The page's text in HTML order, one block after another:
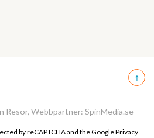
Resor, Webbpartner: SpinMedia.se
by reCAPTCHA and the GooglePrivacy